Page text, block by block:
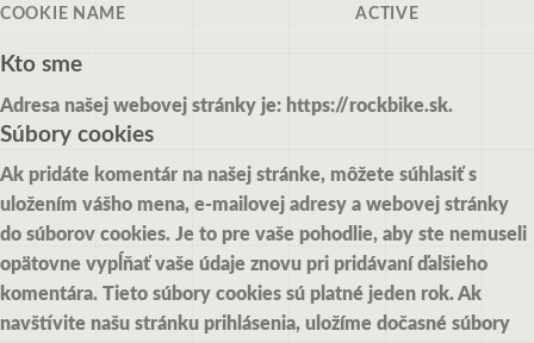
COOKIE NAME ACTIVE
Kto sme
Adresa našej webovej stránky je: https://rockbike.sk.
Súbory cookies
Ak pridáte komentár na našej stránke, môžete súhlasiť s
uložením vášho mena, e-mailovej adresy a webovej stránky
do súborov cookies. Je to pre vaše pohodlie, aby ste nemuseli
opätovne vypĺňať vaše údaje znovu pri pridávaní ďalšieho
komentára. Tieto súbory cookies sú platné jeden rok.Ak
navštívite našu stránku prihlásenia, uložíme dočasné súbory